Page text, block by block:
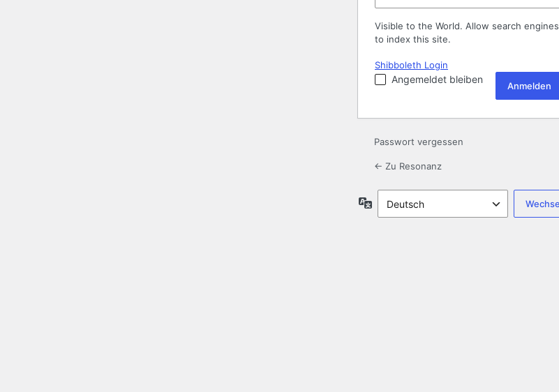
Visible to the World. Allow search engines
to index this site.
Shibboleth Login
Angemeldet bleiben
Passwort vergessen
← Zu Resonanz
Sprache